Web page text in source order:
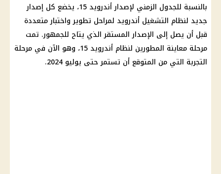
بالنسبة للجدول الزمني لإصدار أندرويد 15، يخضع كل إصدار
جديد لنظام التشغيل أندرويد لمراحل تطوير واختبار متعددة
قبل أن يصل إلى الإصدار المستقر الذي يتاح للجمهور. تمت
مرحلة معاينة المطورين لنظام أندرويد 15، وهو الآن في مرحلة
التجربة التي من المتوقع أن تستمر حتى يوليو 2024.